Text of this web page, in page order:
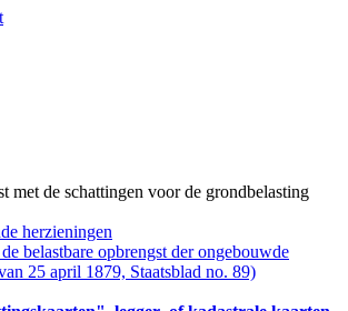
met de schattingen voor de grondbelasting
herzieningen
belastbare opbrengst der ongebouwde
25 april 1879, Staatsblad no. 89)